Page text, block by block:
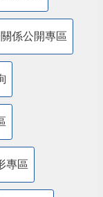
係公開專區
專區